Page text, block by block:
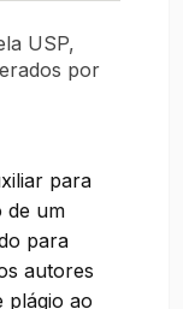
USP,
por
para
de um
para
autores
plágio ao